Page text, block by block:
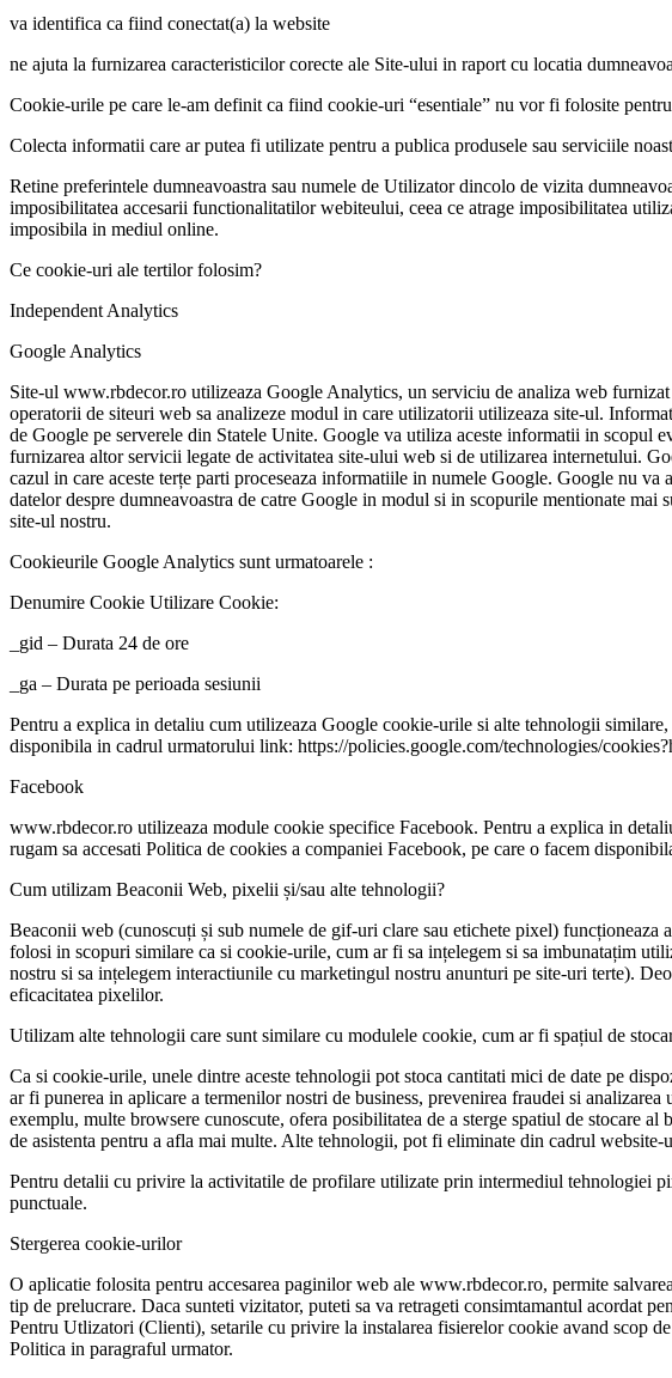
va identifica ca fiind conectat(a) la website
ne ajuta la furnizarea caracteristicilor corecte ale Site-ului in raport cu locatia
Cookie-urile pe care le-am definit ca fiind cookie-uri “esentiale” nu vor fi folosite
Colecta informatii care ar putea fi utilizate pentru a publica produsele sau serviciile
Retine preferintele dumneavoastra sau numele de Utilizator dincolo de vizita
imposibilitatea accesarii functionalitatilor webiteului, ceea ce atrage imposibilitatea
imposibila in mediul online.
Ce cookie-uri ale tertilor folosim?
Independent Analytics
Google Analytics
Site-ul www.rbdecor.ro utilizeaza Google Analytics, un serviciu de analiza web
operatorii de siteuri web sa analizeze modul in care utilizatorii utilizeaza site-ul.
de Google pe serverele din Statele Unite. Google va utiliza aceste informatii in
furnizarea altor servicii legate de activitatea site-ului web si de utilizarea internetului.
cazul in care aceste terțe parti proceseaza informatiile in numele Google. Google nu
datelor despre dumneavoastra de catre Google in modul si in scopurile mentionate
site-ul nostru.
Cookieurile Google Analytics sunt urmatoarele :
Denumire Cookie Utilizare Cookie:
_gid – Durata 24 de ore
_ga – Durata pe perioada sesiunii
Pentru a explica in detaliu cum utilizeaza Google cookie-urile si alte tehnologii
disponibila in cadrul urmatorului link: https://policies.google.com/technologies/
Facebook
www.rbdecor.ro utilizeaza module cookie specifice Facebook. Pentru a explica in
rugam sa accesati Politica de cookies a companiei Facebook, pe care o facem
Cum utilizam Beaconii Web, pixelii și/sau alte tehnologii?
Beaconii web (cunoscuți și sub numele de gif-uri clare sau etichete pixel)
folosi in scopuri similare ca si cookie-urile, cum ar fi sa ințelegem si sa imbunatațim
nostru si sa ințelegem interactiunile cu marketingul nostru anunturi pe site-uri terte).
eficacitatea pixelilor.
Utilizam alte tehnologii care sunt similare cu modulele cookie, cum ar fi spațiul de
Ca si cookie-urile, unele dintre aceste tehnologii pot stoca cantitati mici de date pe
ar fi punerea in aplicare a termenilor nostri de business, prevenirea fraudei si
exemplu, multe browsere cunoscute, ofera posibilitatea de a sterge spatiul de stocare
de asistenta pentru a afla mai multe. Alte tehnologii, pot fi eliminate din cadrul website-
Pentru detalii cu privire la activitatile de profilare utilizate prin intermediul tehnologiei
punctuale.
Stergerea cookie-urilor
O aplicatie folosita pentru accesarea paginilor web ale www.rbdecor.ro, permite
tip de prelucrare. Daca sunteti vizitator, puteti sa va retrageti consimtamantul acordat
Pentru Utlizatori (Clienti), setarile cu privire la instalarea fisierelor cookie avand scop
Politica in paragraful urmator.